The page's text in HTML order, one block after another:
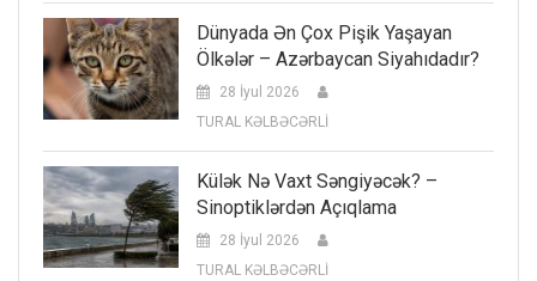
Dünyada Ən Çox Pişik Yaşayan
Ölkələr – Azərbaycan Siyahıdadır?
28 İyul 2026
TURAL KƏLBƏCƏRLİ
Külək Nə Vaxt Səngiyəcək? –
Sinoptiklərdən Açıqlama
28 İyul 2026
TURAL KƏLBƏCƏRLİ